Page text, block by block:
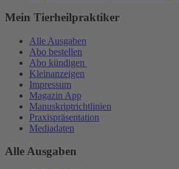
Mein Tierheilpraktiker
Alle Ausgaben
Abo bestellen
Abo kündigen
Kleinanzeigen
Impressum
Magazin App
Manuskriptrichtlinien
Praxispräsentation
Mediadaten
Alle Ausgaben